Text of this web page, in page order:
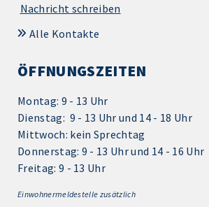
Nachricht schreiben
Alle Kontakte
ÖFFNUNGSZEITEN
Montag: 9 - 13 Uhr
Dienstag: 9 - 13 Uhr und 14 - 18 Uhr
Mittwoch: kein Sprechtag
Donnerstag: 9 - 13 Uhr und 14 - 16 Uhr
Freitag: 9 - 13 Uhr
Einwohnermeldestelle zusätzlich